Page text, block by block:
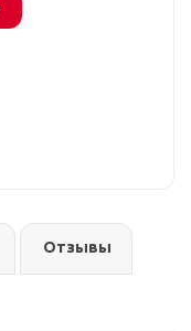
Отзывы